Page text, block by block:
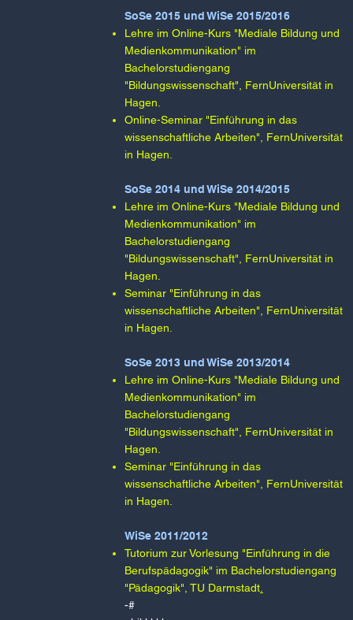
SoSe 2015 und WiSe 2015/2016
Lehre im Online-Kurs "Mediale Bildung und
Medienkommunikation" im
Bachelorstudiengang
"Bildungswissenschaft", FernUniversität in
Hagen.​​
Online-Seminar "Einführung in das
wissenschaftliche Arbeiten", FernUniversität
in Hagen.​
SoSe 2014 und WiSe 2014/2015
Lehre im Online-Kurs "Mediale Bildung und
Medienkommunikation" im
Bachelorstudiengang
"Bildungswissenschaft", FernUniversität in
Hagen.​​
Seminar "Einführung in das
wissenschaftliche Arbeiten", FernUniversität
in Hagen.​
SoSe 2013 und WiSe 2013/2014
Lehre im Online-Kurs "Mediale Bildung und
Medienkommunikation" im
Bachelorstudiengang
"Bildungswissenschaft", FernUniversität in
Hagen.​​
Seminar "Einführung in das
wissenschaftliche Arbeiten", FernUniversität
in Hagen.
WiSe 2011/2012
Tutorium zur Vorlesung "Einführung in die
Berufspädagogik" im Bachelorstudiengang
"Pädagogik", TU Darmstadt.
-#